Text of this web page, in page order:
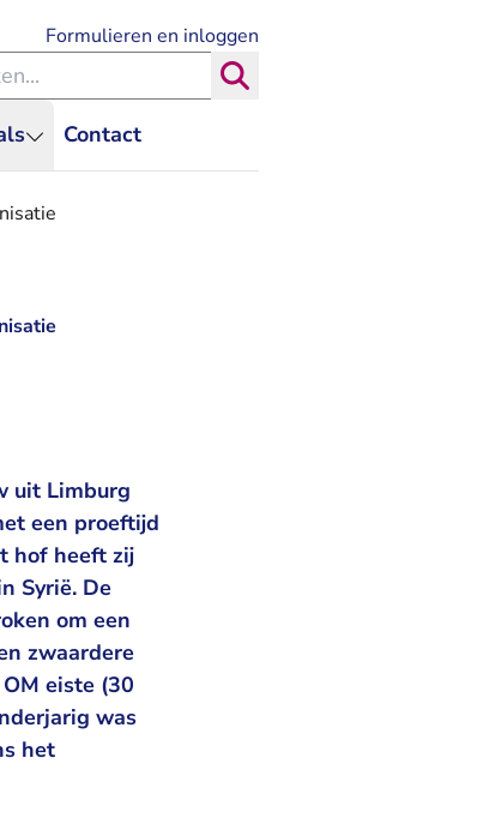
Contact
Formulieren en inloggen
de Rechtspraak
uit Limburg
een proeftijd
hof heeft zij
Syrië. De
om een
zwaardere
eiste (30
was
het